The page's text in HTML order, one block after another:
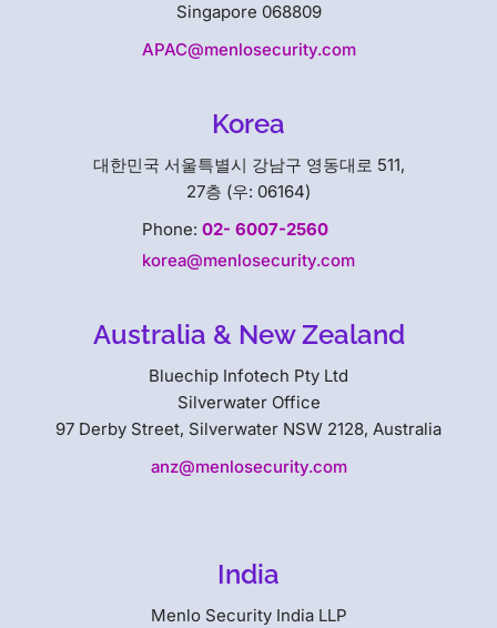
Singapore 068809
APAC@menlosecurity.com
Korea
대한민국 서울특별시 강남구 영동대로 511,
27층 (우: 06164)
Phone: 02- 6007-2560
korea@menlosecurity.com
Australia & New Zealand
Bluechip Infotech Pty Ltd
Silverwater Office
97 Derby Street, Silverwater NSW 2128, Australia
anz@menlosecurity.com
India
Menlo Security India LLP